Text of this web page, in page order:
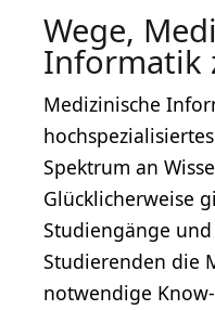
Wege,
Informatik
Medizinische
Spektrum an
Glücklicherweise
Studiengänge
Studierenden die
notwendige